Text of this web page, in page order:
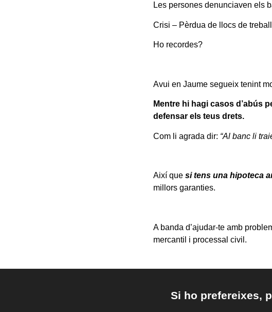
Les persones denunciaven els
Crisi – Pèrdua de llocs de
Ho recordes?
Avui en Jaume segueix tenint
Mentre hi hagi casos d’abús
defensar els teus drets.
Com li agrada dir: “Al banc li
Així que si tens una hipoteca
millors garanties.
A banda d’ajudar-te amb
mercantil i processal civil.
Si ho prefereixes,